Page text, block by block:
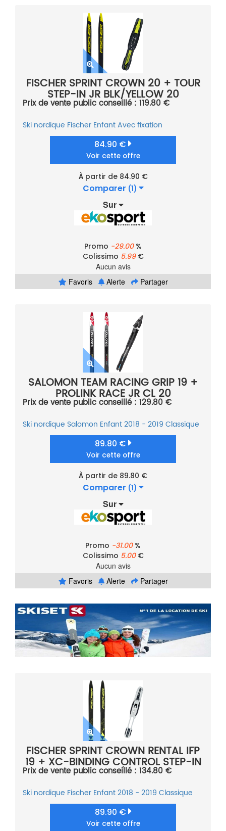
FISCHER SPRINT CROWN 20 + TOUR
STEP-IN JR BLK/YELLOW 20
Prix de vente public conseillé : 119.80 €
Ski nordique Fischer EnfantAvec fixation
84.90 €
Voir cette offre
À partir de 84.90 €
Comparer (1)
Sur
Promo -29.00%
Colissimo 5.99€
Aucun avis
Favoris
Alerte Partager
SALOMON TEAM RACING GRIP 19 +
PROLINK RACE JR CL 20
Prix de vente public conseillé : 129.80 €
Ski nordique Salomon Enfant2018 - 2019 Classique
89.80 €
Voir cette offre
À partir de 89.80 €
Comparer (1)
Sur
Promo -31.00%
Colissimo 5.00€
Aucun avis
Favoris
Alerte Partager
FISCHER SPRINT CROWN RENTAL IFP
19 + XC-BINDING CONTROL STEP-IN
IFP WHITE/BLK 18
Prix de vente public conseillé : 134.80 €
Ski nordique Fischer Enfant2018 - 2019 Classique
89.90 €
Voir cette offre